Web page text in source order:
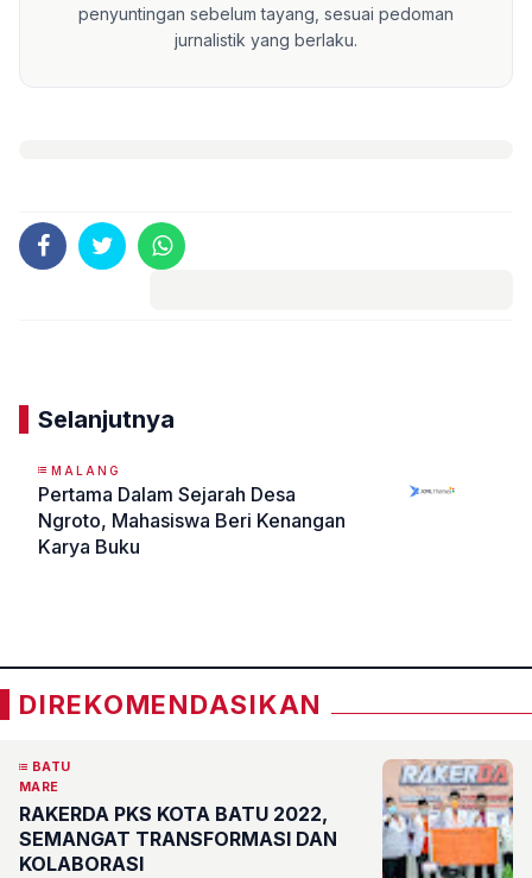
penyuntingan sebelum tayang, sesuai pedoman
jurnalistik yang berlaku.
Selanjutnya
MALANG
Pertama Dalam Sejarah Desa
Ngroto, Mahasiswa Beri Kenangan
Karya Buku
DIREKOMENDASIKAN
BATU
MARE
RAKERDA PKS KOTA BATU 2022,
SEMANGAT TRANSFORMASI DAN
KOLABORASI